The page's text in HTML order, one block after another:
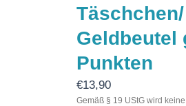
Täschchen/
Geldbeutel
Punkten
€13,90
Gemäß § 19 UStG wird